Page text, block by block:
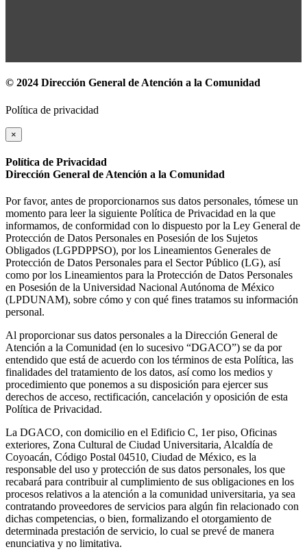
© 2024 Dirección General de Atención a la Comunidad
Política de privacidad
×
Política de Privacidad
Dirección General de Atención a la Comunidad
Por favor, antes de proporcionarnos sus datos personales, tómese un
momento para leer la siguiente Política de Privacidad en la que
informamos, de conformidad con lo dispuesto por la Ley General de
Protección de Datos Personales en Posesión de los Sujetos
Obligados (LGPDPPSO), por los Lineamientos Generales de
Protección de Datos Personales para el Sector Público (LG), así
como por los Lineamientos para la Protección de Datos Personales
en Posesión de la Universidad Nacional Autónoma de México
(LPDUNAM), sobre cómo y con qué fines tratamos su información
personal.
Al proporcionar sus datos personales a la Dirección General de
Atención a la Comunidad (en lo sucesivo “DGACO”) se da por
entendido que está de acuerdo con los términos de esta Política, las
finalidades del tratamiento de los datos, así como los medios y
procedimiento que ponemos a su disposición para ejercer sus
derechos de acceso, rectificación, cancelación y oposición de esta
Política de Privacidad.
La DGACO, con domicilio en el Edificio C, 1er piso, Oficinas
exteriores, Zona Cultural de Ciudad Universitaria, Alcaldía de
Coyoacán, Código Postal 04510, Ciudad de México, es la
responsable del uso y protección de sus datos personales, los que
recabará para contribuir al cumplimiento de sus obligaciones en los
procesos relativos a la atención a la comunidad universitaria, ya sea
contratando proveedores de servicios para algún fin relacionado con
dichas competencias, o bien, formalizando el otorgamiento de
determinada prestación de servicio, lo cual se prevé de manera
enunciativa y no limitativa.